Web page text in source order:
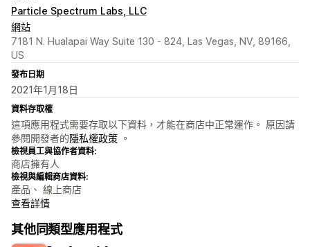
Particle Spectrum Labs, LLC
網站
7181 N. Hualapai Way Suite 130 - 824, Las Vegas, NV, 89166,
US
發布日期
2021年1月18日
資料存取權
這項應用程式需要存取以下資料，才能在商店中正常運作。 原因請
參閱開發者的隱私權政策 。
檢視員工與協作者資料:
商店擁有人
檢視與編輯商店資料:
產品、 線上商店
查看詳情
其他同類型應用程式